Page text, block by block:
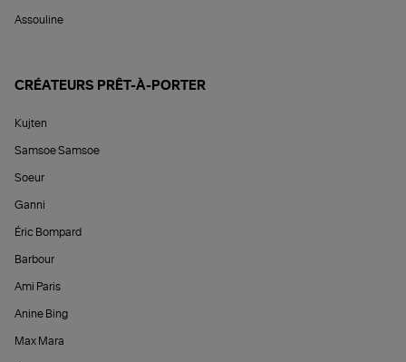
Assouline
CRÉATEURS PRÊT-À-PORTER
Kujten
Samsoe Samsoe
Soeur
Ganni
Éric Bompard
Barbour
Ami Paris
Anine Bing
Max Mara